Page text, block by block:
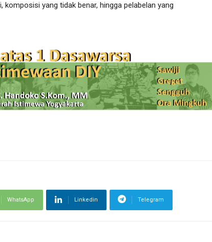
yang tidak benar, hingga pelabelan yang
WhatsApp Linkedin Telegram